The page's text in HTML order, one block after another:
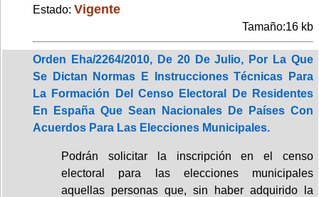
Estado: Vigente
Tamaño:16 kb
Orden Eha/2264/2010, De 20 De Julio, Por La Que
Se Dictan Normas E Instrucciones Técnicas Para
La Formación Del Censo Electoral De Residentes
En España Que Sean Nacionales De Países Con
Acuerdos Para Las Elecciones Municipales.
Podrán solicitar la inscripción en el censo
electoral para las elecciones municipales
aquellas personas que, sin haber adquirido la